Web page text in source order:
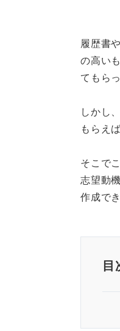
履歴書
の高い
てもら
しかし
もらえ
そこで
志望動
作成で
目